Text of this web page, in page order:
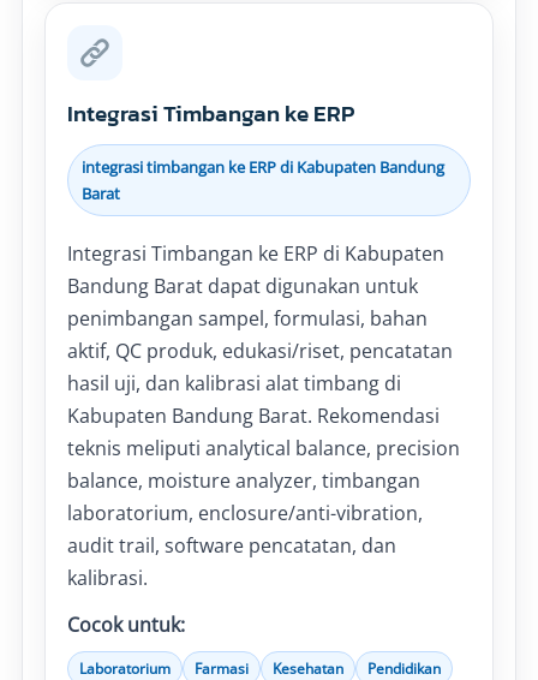
Integrasi Timbangan ke ERP
integrasi timbangan ke ERP di Kabupaten Bandung
Barat
Integrasi Timbangan ke ERP di Kabupaten
Bandung Barat dapat digunakan untuk
penimbangan sampel, formulasi, bahan
aktif, QC produk, edukasi/riset, pencatatan
hasil uji, dan kalibrasi alat timbang di
Kabupaten Bandung Barat. Rekomendasi
teknis meliputi analytical balance, precision
balance, moisture analyzer, timbangan
laboratorium, enclosure/anti-vibration,
audit trail, software pencatatan, dan
kalibrasi.
Cocok untuk:
Laboratorium Farmasi Kesehatan
Pendidikan